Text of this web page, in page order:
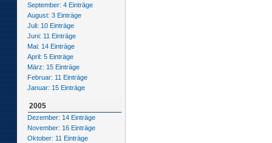
September: 4 Einträge
August: 3 Einträge
Juli: 10 Einträge
Juni: 11 Einträge
Mai: 14 Einträge
April: 5 Einträge
März: 15 Einträge
Februar: 11 Einträge
Januar: 15 Einträge
2005
Dezember: 14 Einträge
November: 16 Einträge
Oktober: 11 Einträge